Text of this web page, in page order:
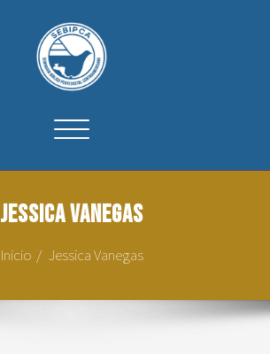
Cambiar
Jessica Vanegas
Inicio Jessica Vanegas